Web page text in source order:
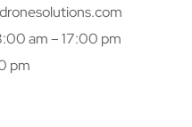
am – 17:00 pm
pm